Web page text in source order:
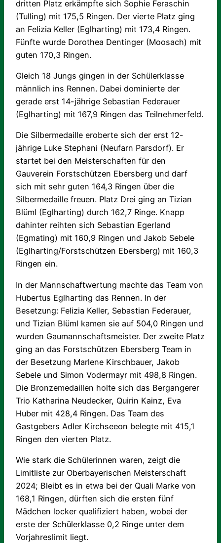
dritten Platz erkämpfte sich Sophie Feraschin
(Tulling) mit 175,5 Ringen. Der vierte Platz ging
an Felizia Keller (Eglharting) mit 173,4 Ringen.
Fünfte wurde Dorothea Dentinger (Moosach) mit
guten 170,3 Ringen.
Gleich 18 Jungs gingen in der Schülerklasse
männlich ins Rennen. Dabei dominierte der
gerade erst 14-jährige Sebastian Federauer
(Eglharting) mit 167,9 Ringen das Teilnehmerfeld.
Die Silbermedaille eroberte sich der erst 12-
jährige Luke Stephani (Neufarn Parsdorf). Er
startet bei den Meisterschaften für den
Gauverein Forstschützen Ebersberg und darf
sich mit sehr guten 164,3 Ringen über die
Silbermedaille freuen. Platz Drei ging an Tizian
Blüml (Eglharting) durch 162,7 Ringe. Knapp
dahinter reihten sich Sebastian Egerland
(Egmating) mit 160,9 Ringen und Jakob Sebele
(Eglharting/Forstschützen Ebersberg) mit 160,3
Ringen ein.
In der Mannschaftwertung machte das Team von
Hubertus Eglharting das Rennen. In der
Besetzung: Felizia Keller, Sebastian Federauer,
und Tizian Blüml kamen sie auf 504,0 Ringen und
wurden Gaumannschaftsmeister. Der zweite Platz
ging an das Forstschützen Ebersberg Team in
der Besetzung Marlene Kirschbauer, Jakob
Sebele und Simon Vodermayr mit 498,8 Ringen.
Die Bronzemedaillen holte sich das Bergangerer
Trio Katharina Neudecker, Quirin Kainz, Eva
Huber mit 428,4 Ringen. Das Team des
Gastgebers Adler Kirchseeon belegte mit 415,1
Ringen den vierten Platz.
Wie stark die Schülerinnen waren, zeigt die
Limitliste zur Oberbayerischen Meisterschaft
2024; Bleibt es in etwa bei der Quali Marke von
168,1 Ringen, dürften sich die ersten fünf
Mädchen locker qualifiziert haben, wobei der
erste der Schülerklasse 0,2 Ringe unter dem
Vorjahreslimit liegt.